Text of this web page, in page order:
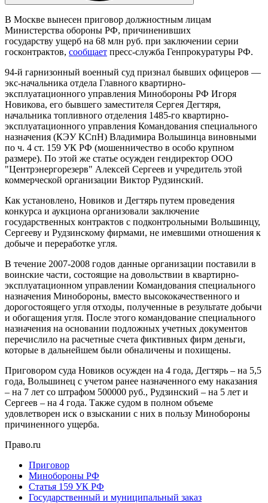
В Москве вынесен приговор должностным лицам
Министерства обороны РФ, причиненивших
государству ущерб на 68 млн руб. при заключении серии
госконтрактов, сообщает пресс-служба Генпрокуратуры РФ.
94-й гарнизонный военный суд признал бывших офицеров —
экс-начальника отдела Главного квартирно-
эксплуатационного управления Минобороны РФ Игоря
Новикова, его бывшего заместителя Сергея Дегтяря,
начальника топливного отделения 1485-го квартирно-
эксплуатационного управления Командования специального
назначения (КЭУ КСпН) Владимира Вольшинца виновными
по ч. 4 ст. 159 УК РФ (мошенничество в особо крупном
размере). По этой же статье осужден гендиректор ООО
"Центрэнергорезерв" Алексей Сергеев и учредитель этой
коммерческой организации Виктор Рудзинский.
Как установлено, Новиков и Дегтярь путем проведения
конкурса и аукциона организовали заключение
государственных контрактов с подконтрольными Вольшинцу,
Сергееву и Рудзинскому фирмами, не имевшими отношения к
добыче и переработке угля.
В течение 2007-2008 годов данные организации поставили в
воинские части, состоящие на довольствии в квартирно-
эксплуатационном управлении Командования специального
назначения Минобороны, вместо высококачественного и
дорогостоящего угля отходы, полученные в результате добычи
и обогащения угля. После этого командование специального
назначения на основании подложных учетных документов
перечислило на расчетные счета фиктивных фирм деньги,
которые в дальнейшем были обналичены и похищены.
Приговором суда Новиков осужден на 4 года, Дегтярь – на 5,5
года, Вольшинец с учетом ранее назначенного ему наказания
– на 7 лет со штрафом 500000 руб., Рудзинский – на 5 лет и
Сергеев – на 4 года. Также судом в полном объеме
удовлетворен иск о взыскании с них в пользу Минобороны
причиненного ущерба.
Право.ru
Приговор
Минобороны РФ
Статья 159 УК РФ
Государственный и муниципальный заказ